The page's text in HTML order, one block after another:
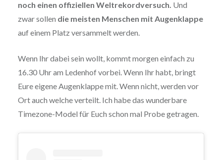
noch einen offiziellen Weltrekordversuch. Und
zwar sollen die meisten Menschen mit Augenklappe
auf einem Platz versammelt werden.
Wenn Ihr dabei sein wollt, kommt morgen einfach zu
16.30 Uhr am Ledenhof vorbei. Wenn Ihr habt, bringt
Eure eigene Augenklappe mit. Wenn nicht, werden vor
Ort auch welche verteilt. Ich habe das wunderbare
Timezone-Model für Euch schon mal Probe getragen.